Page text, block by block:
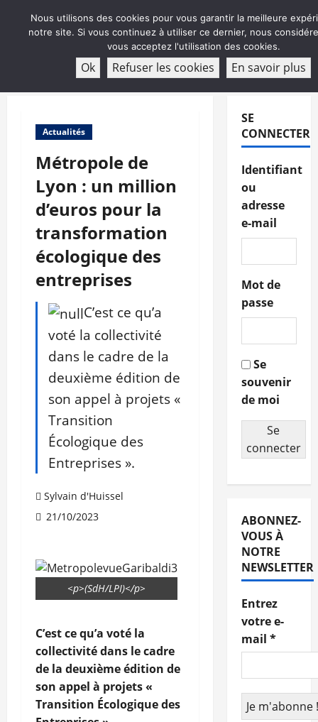
ABONNEMENT
Actualités
Métropole de
Lyon : un million
d’euros pour la
transformation
écologique des
entreprises
C’est ce qu’a
voté la collectivité
dans le cadre de la
deuxième édition de
son appel à projets «
Transition
Écologique des
Entreprises ».
Sylvain d'Huissel
21/10/2023
<p>(SdH/LPI)</p>
C’est ce qu’a voté la
collectivité dans le cadre
de la deuxième édition de
son appel à projets «
Transition Écologique des
SE
CONNECTER
Identifiant
ou
adresse
e-mail
Mot de
passe
Se
souvenir
de moi
Se
connecter
ABONNEZ-
VOUS À
NOTRE
NEWSLETTER
Entrez
votre e-
mail *
Nous utilisons des cookies pour vous garantir la meilleure
notre site. Si vous continuez à utiliser ce dernier, nous
vous acceptez l'utilisation des cookies.
Ok Refuser les cookies En savoir plus